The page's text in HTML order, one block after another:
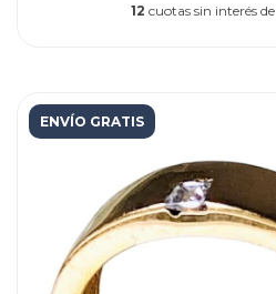
12 cuotas sin interés de
ENVÍO GRATIS